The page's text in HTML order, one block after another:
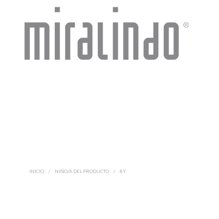
INICIO / NIÑO/A DEL PRODUCTO / 8Y